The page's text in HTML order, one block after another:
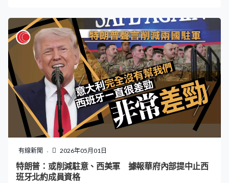
套的艾倫先行入宴會廳外監控死角的走廊，脫下藏有霰彈
槍的外套，期間曾有警犬在附近巡邏。幾秒過後，艾倫手
持霰彈槍快速衝過安檢區域，並向特勤人員開槍，左下方
的特勤人員隨即開槍還擊。特勤人員曾向艾倫至少開四
槍，但沒有命中，當局確認有一名特工在混戰中被子彈擊
中防彈背心受輕傷。但影片無法清晰看到艾倫何時開槍，
因而未能證實是艾倫開槍導致，還是遭到其他保安人員射
傷，不過特勤局局長柯倫重申特勤人員是被艾倫近距離打
中。 特朗普：「我只是想說，他們證實不是友軍誤傷，意
思就是不是我們的責任。」今次是特朗普兩年內第三次遇
到槍擊，被問到會否考慮長期穿著防彈背心，特朗普開玩
笑地表示暫時不會考慮。「我不知道能不能接受自己增重
20磅，這些人看起來真棒，他們當中有些人就是強壯的典
有線新聞 2026年05月01日
特朗普：或削減駐意、西美軍 據報華府內部提中止西
班牙北約成員資格